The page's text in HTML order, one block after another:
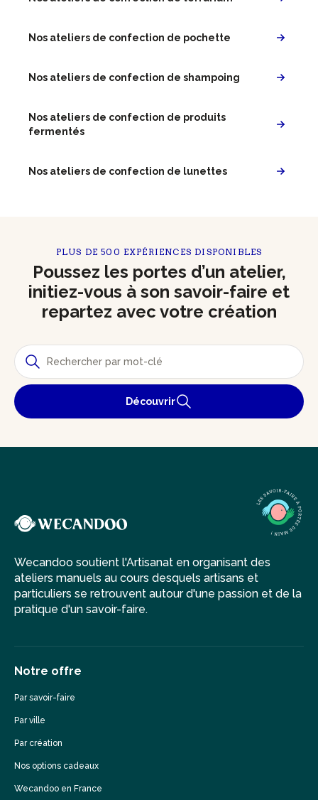
Nos ateliers de confection de pochette
Nos ateliers de confection de shampoing
Nos ateliers de confection de produits
fermentés
Nos ateliers de confection de lunettes
PLUS DE 500 EXPÉRIENCES DISPONIBLES
Poussez les portes d’un atelier,
initiez-vous à son savoir-faire et
repartez avec votre création
Découvrir
Wecandoo soutient l'Artisanat en organisant des
ateliers manuels au cours desquels artisans et
particuliers se retrouvent autour d'une passion et de la
pratique d'un savoir-faire.
Notre offre
Par savoir-faire
Par ville
Par création
Nos options cadeaux
Wecandoo en France